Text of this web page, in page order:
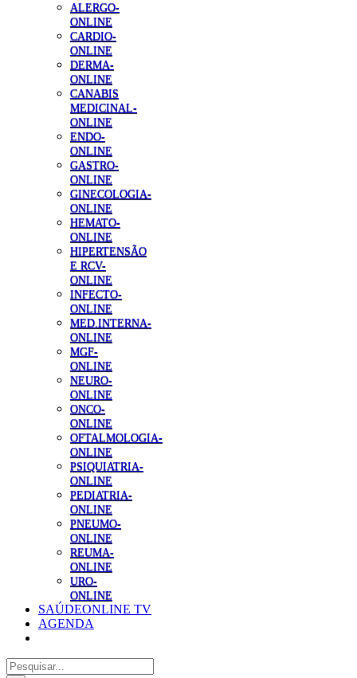
ALERGO-
ONLINE
CARDIO-
ONLINE
DERMA-
ONLINE
CANABIS
MEDICINAL-
ONLINE
ENDO-
ONLINE
GASTRO-
ONLINE
GINECOLOGIA-
ONLINE
HEMATO-
ONLINE
HIPERTENSÃO
E RCV-
ONLINE
INFECTO-
ONLINE
MED.INTERNA-
ONLINE
MGF-
ONLINE
NEURO-
ONLINE
ONCO-
ONLINE
OFTALMOLOGIA-
ONLINE
PSIQUIATRIA-
ONLINE
PEDIATRIA-
ONLINE
PNEUMO-
ONLINE
REUMA-
ONLINE
URO-
ONLINE
SAÚDEONLINE TV
AGENDA
Pesquisar